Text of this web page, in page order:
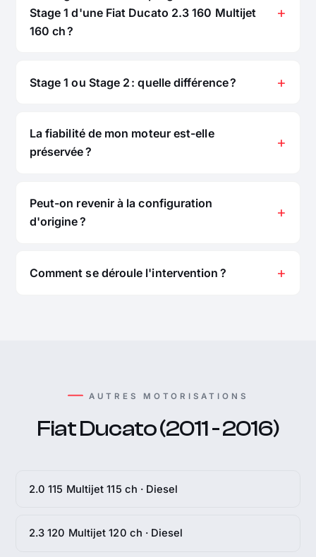
Stage 1 d'une Fiat Ducato 2.3 160 Multijet
160 ch ?
Stage 1 ou Stage 2 : quelle différence ?
La fiabilité de mon moteur est-elle
préservée ?
Peut-on revenir à la configuration
d'origine ?
Comment se déroule l'intervention ?
AUTRES MOTORISATIONS
Fiat Ducato (2011 - 2016)
2.0 115 Multijet 115 ch · Diesel
2.3 120 Multijet 120 ch · Diesel